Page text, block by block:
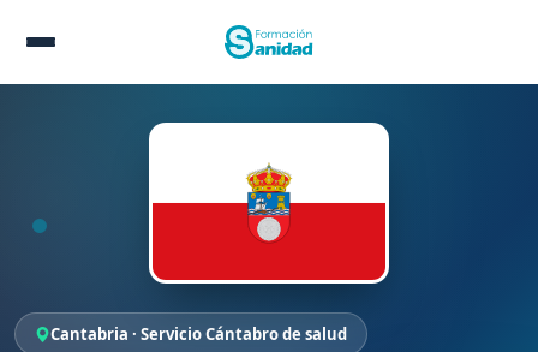
Cantabria · Servicio Cántabro de salud